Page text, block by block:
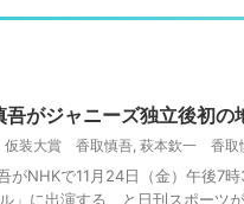
がジャニーズ独立後初の
仮装大賞 香取慎吾, 萩本欽一 香取
がNHKで11月24日（金）午後7
」に出演する、と日刊スポーツ